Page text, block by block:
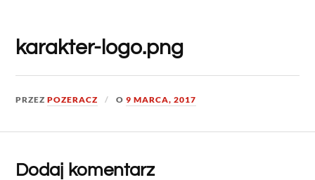
karakter-logo.png
PRZEZPOZERACZ O9 MARCA, 2017
Dodaj komentarz